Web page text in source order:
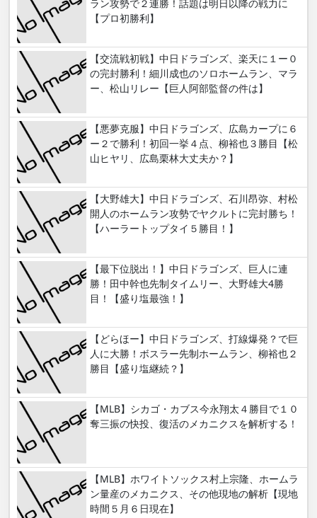
ラン攻勢で２連勝！話題は明日以降の戦力に
【プロ初勝利】
【交流戦初戦】中日ドラゴンズ、楽天に１ー０
の完封勝利！細川成也のソロホームラン、マラ
ー、松山リレー【巨人阿部監督の件は】
【悪夢克服】中日ドラゴンズ、広島カープに６
ー２で勝利！初回一挙４点、柳裕也３勝目【松
山ヒヤリ、広島栗林大丈夫か？】
【大野雄大】中日ドラゴンズ、石川昂弥、村松
開人のホームラン攻勢でヤクルトに完封勝ち！
【ハーラートップタイ５勝目！】
【最下位脱出！】中日ドラゴンズ、巨人に連
勝！田中幹也先制タイムリー、大野雄大4勝
目！【盛り塩最強！】
【どらほー】中日ドラゴンズ、打線爆発？で巨
人に大勝！ボスラー先制ホームラン、柳裕也２
勝目【盛り塩継続？】
【MLB】シカゴ・カブス今永翔太４勝目で１０
奪三振の快投、復活のメカニクスを解析する！
【MLB】ホワイトソックス村上宗隆、ホームラ
ン量産のメカニクス、その他現地の解析【現地
時間５月６日現在】